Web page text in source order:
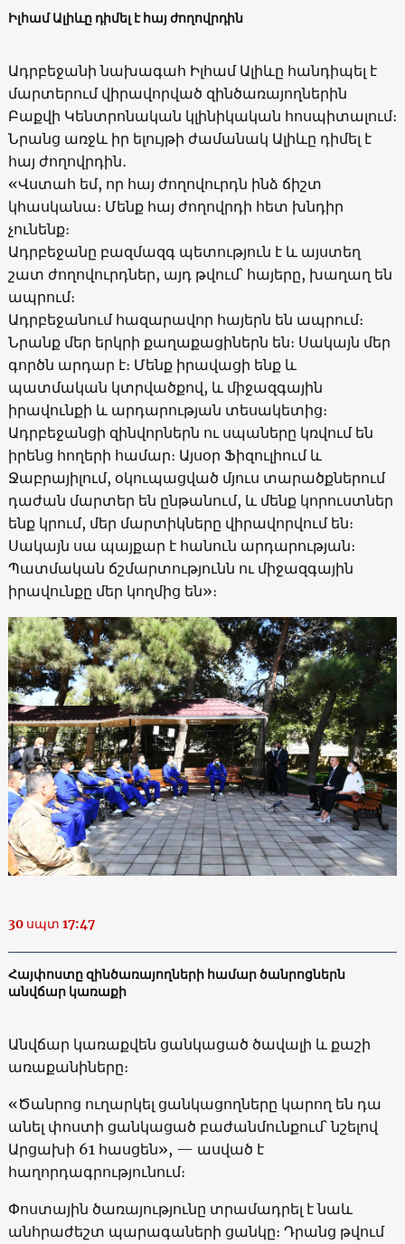
Իլհամ Ալիևը դիմել է հայ ժողովրդին
Ադրբեջանի նախագահ Իլհամ Ալիևը հանդիպել է
մարտերում վիրավորված զինծառայողներին
Բաքվի Կենտրոնական կլինիկական հոսպիտալում։
Նրանց առջև իր ելույթի ժամանակ Ալիևը դիմել է
հայ ժողովրդին․
«Վստահ եմ, որ հայ ժողովուրդն ինձ ճիշտ
կհասկանա։ Մենք հայ ժողովրդի հետ խնդիր
չունենք։
Ադրբեջանը բազմազգ պետություն է և այստեղ
շատ ժողովուրդներ, այդ թվում՝ հայերը, խաղաղ են
ապրում։
Ադրբեջանում հազարավոր հայերն են ապրում։
Նրանք մեր երկրի քաղաքացիներն են։ Սակայն մեր
գործն արդար է։ Մենք իրավացի ենք և
պատմական կտրվածքով, և միջազգային
իրավունքի և արդարության տեսակետից։
Ադրբեջանցի զինվորներն ու սպաները կռվում են
իրենց հողերի համար։ Այսօր Ֆիզուլիում և
Ջաբրայիլում, օկուպացված մյուս տարածքներում
դաժան մարտեր են ընթանում, և մենք կորուստներ
ենք կրում, մեր մարտիկները վիրավորվում են։
Սակայն սա պայքար է հանուն արդարության։
Պատմական ճշմարտությունն ու միջազգային
իրավունքը մեր կողմից են»։
30 սպտ 17:47
Հայփոստը զինծառայողների համար ծանրոցներն
անվճար կառաքի
Անվճար կառաքվեն ցանկացած ծավալի և քաշի
առաքանիները։
«Ծանրոց ուղարկել ցանկացողները կարող են դա
անել փոստի ցանկացած բաժանմունքում՝ նշելով
Արցախի 61 հասցեն», — ասված է
հաղորդագրությունում։
Փոստային ծառայությունը տրամադրել է նաև
անհրաժեշտ պարագաների ցանկը։ Դրանց թվում